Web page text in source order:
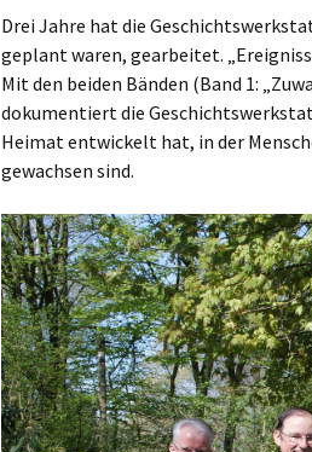
Drei Jahre hat die
geplant waren, gearbeitet.
Mit den beiden Bänden (Band 1:
dokumentiert die
Heimat entwickelt hat, in der
gewachsen sind.